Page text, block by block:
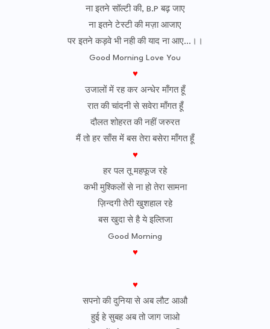
ना इतने सॉल्टी की, B.P बढ़ जाए
ना इतने टेस्टी की मज़ा आजाए
पर इतने कड़वे भी नही की याद ना आए…।।
Good Morning Love You
♥
उजालों में रह कर अन्धेर माँगत हूँ
रात की चांदनी से सवेरा माँगत हूँ
दौलत शोहरत की नहीं जरुरत
मैं तो हर साँस में बस तेरा बसेरा माँगत हूँ
♥
हर पल तू महफूज रहे
कभी मुश्किलों से ना हो तेरा सामना
ज़िन्दगी तेरी खुशहाल रहे
बस खुदा से है ये इल्तिजा
Good Morning
♥
♥
सपनो की दुनिया से अब लौट आऔ
हुई हे सुबह अब तो जाग जाओ